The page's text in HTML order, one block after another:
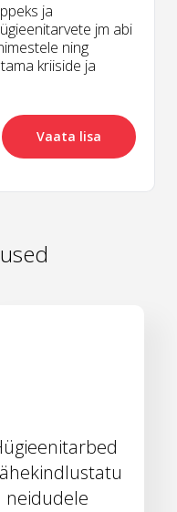
ja
jm abi
ning
kriiside ja
Vaata lisa
neidudele